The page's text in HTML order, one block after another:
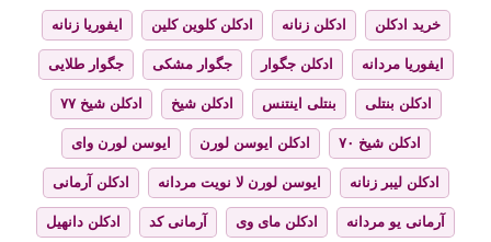
خرید ادکلن ادکلن زنانه ادکلن کلوین کلین ایفوریا زنانه
ایفوریا مردانه ادکلن جگوار جگوار مشکی جگوار طلایی
ادکلن بنتلی بنتلی اینتنس ادکلن شیخ ادکلن شیخ ۷۷
ادکلن شیخ ۷۰ ادکلن ایوسن لورن ایوسن لورن وای
ادکلن لیبر زنانه ایوسن لورن لا نویت مردانه ادکلن آرمانی
آرمانی یو مردانه ادکلن مای وی آرمانی کد ادکلن دانهیل